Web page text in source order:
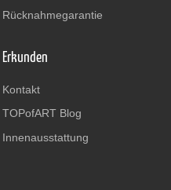
Rücknahmegarantie
Erkunden
Kontakt
TOPofART Blog
Innenausstattung